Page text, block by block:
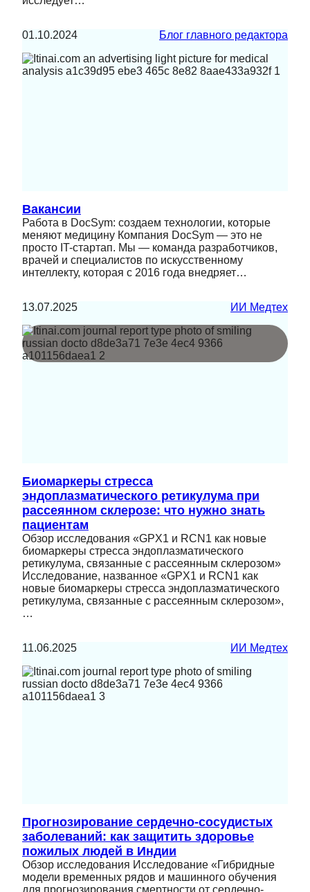
01.10.2024 Блог главного редактора
Вакансии
Работа в DocSym: создаем технологии, которые
меняют медицину Компания DocSym — это не
просто IT-стартап. Мы — команда разработчиков,
врачей и специалистов по искусственному
интеллекту, которая с 2016 года внедряет…
13.07.2025 ИИ Медтех
Биомаркеры стресса
эндоплазматического ретикулума при
рассеянном склерозе: что нужно знать
пациентам
Обзор исследования «GPX1 и RCN1 как новые
биомаркеры стресса эндоплазматического
ретикулума, связанные с рассеянным склерозом»
Исследование, названное «GPX1 и RCN1 как
новые биомаркеры стресса эндоплазматического
ретикулума, связанные с рассеянным склерозом»,
…
11.06.2025 ИИ Медтех
Прогнозирование сердечно-сосудистых
заболеваний: как защитить здоровье
пожилых людей в Индии
Обзор исследования Исследование «Гибридные
модели временных рядов и машинного обучения
для прогнозирования смертности от сердечно-